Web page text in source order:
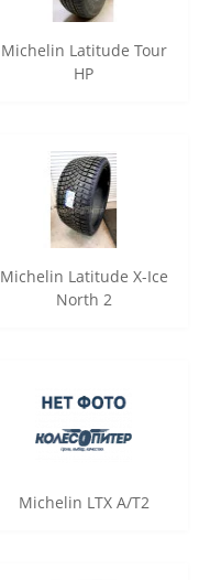
Michelin Latitude Tour
HP
Michelin Latitude X-Ice
North 2
Michelin LTX A/T2